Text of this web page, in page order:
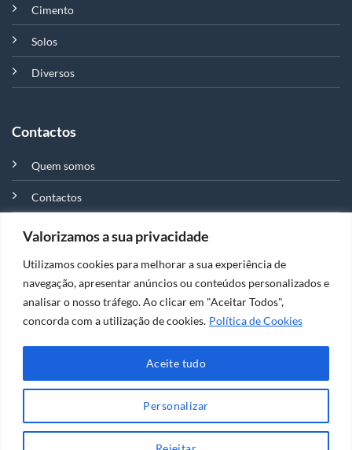
Valorizamos a sua privacidade
Utilizamos cookies para melhorar a sua experiência de
navegação, apresentar anúncios ou conteúdos personalizados e
analisar o nosso tráfego. Ao clicar em "Aceitar Todos",
concorda com a utilização de cookies. Política de Cookies
Personalizar
Aceite tudo
Cimento
Solos
Diversos
Contactos
Quem somos
Contactos
Distribuidor e representante em Portugal da marca Matest,
líder mundial de equipamentos e materiais para a indústria
da construção e engenharia civil.
© 2026 Scotpal. Todos os direitos reservados